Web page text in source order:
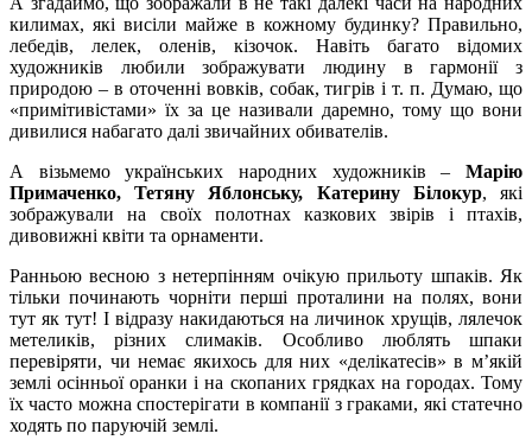
килимах, які висіли майже в кожному будинку? Правильно,
лебедів, лелек, оленів, кізочок. Навіть багато відомих
художників любили зображувати людину в гармонії з
природою – в оточенні вовків, собак, тигрів і т. п. Думаю, що
«примітивістами» їх за це називали даремно, тому що вони
дивилися набагато далі звичайних обивателів.
А візьмемо українських народних художників – Марію
Примаченко, Тетяну Яблонську, Катерину Білокур, які
зображували на своїх полотнах казкових звірів і птахів,
дивовижні квіти та орнаменти.
Ранньою весною з нетерпінням очікую прильоту шпаків. Як
тільки починають чорніти перші проталини на полях, вони
тут як тут! І відразу накидаються на личинок хрущів, лялечок
метеликів, різних слимаків. Особливо люблять шпаки
перевіряти, чи немає якихось для них «делікатесів» в м’якій
землі осінньої оранки і на скопаних грядках на городах. Тому
їх часто можна спостерігати в компанії з граками, які статечно
ходять по паруючій землі.